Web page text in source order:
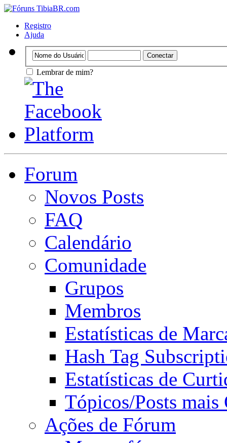
Registro
Ajuda
Lembrar de mim?
Forum
Novos Posts
FAQ
Calendário
Comunidade
Grupos
Membros
Estatísticas de
Hash Tag
Estatísticas de
Tópicos/Posts mais
Ações de Fórum